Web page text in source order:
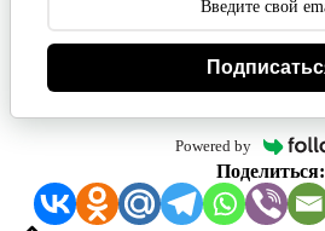
Powered by
Поделиться: